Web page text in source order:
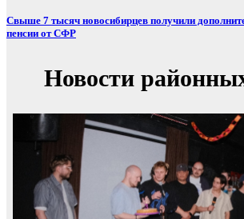
Свыше 7 тысяч новосибирцев получили
пенсии от СФР